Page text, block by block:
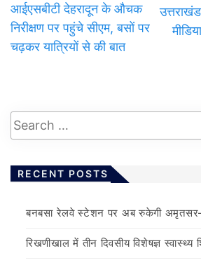
आईएसबीटी देहरादून के औचक
निरीक्षण पर पहुंचे सीएम, बसों पर
चढ़कर यात्रियों से की बात
RECENT POSTS
बनबसा रेलवे स्टेशन पर अब रुकेगी
रिखणीखाल में तीन दिवसीय विशेषज्ञ स्वास्थ्य